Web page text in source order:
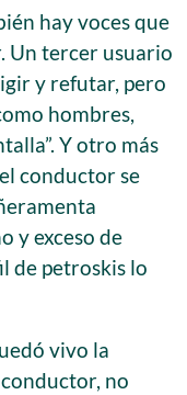
hay voces que
Un tercer usuario
y refutar, pero
hombres,
Y otro más
conductor se
y exceso de
de petroskis lo
vivo la
no